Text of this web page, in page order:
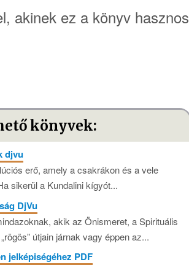
akinek ez a könyv hasznos
könyvek:
djvu
erő, amely a csakrákon és a vele
sikerül a Kundalini kígyót...
DjVu
akik az Önismeret, a Spirituális
útjain járnak vagy éppen az...
jelképiségéhez PDF